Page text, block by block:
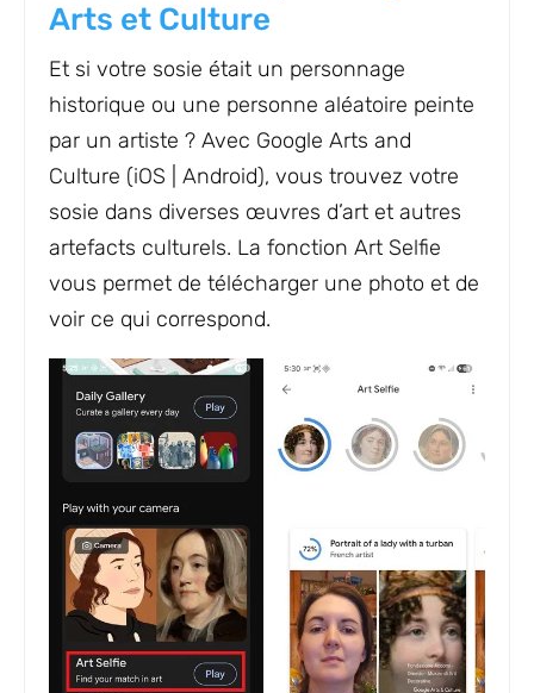
Arts et Culture
Et si votre sosie était un personnage
historique ou une personne aléatoire peinte
par un artiste ? Avec Google Arts and
Culture (iOS | Android), vous trouvez votre
sosie dans diverses œuvres d’art et autres
artefacts culturels. La fonction Art Selfie
vous permet de télécharger une photo et de
voir ce qui correspond.